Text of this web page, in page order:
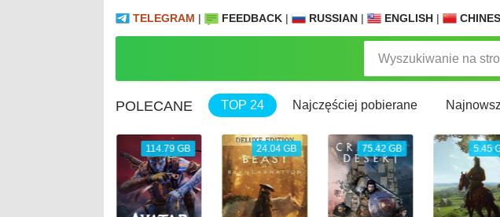
TELEGRAM | FEEDBACK | RUSSIAN | ENGLISH |
POLECANE TOP 24 Najczęściej pobierane
114.79 GB 24.04 GB 75.42 GB 5.45